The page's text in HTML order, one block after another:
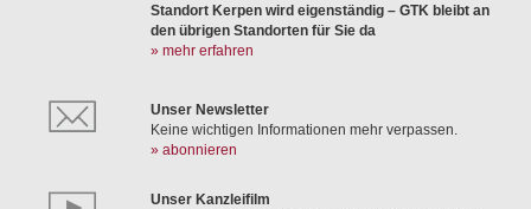
Standort Kerpen wird eigenständig – GTK bleibt an
den übrigen Standorten für Sie da
» mehr erfahren
Unser Newsletter
Keine wichtigen Informationen mehr verpassen.
» abonnieren
Unser Kanzleifilm